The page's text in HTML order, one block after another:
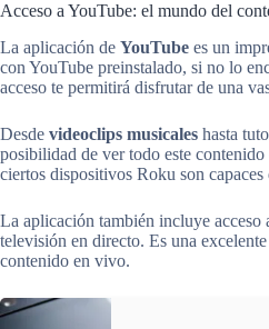
Acceso a YouTube: el mundo del
La aplicación de YouTube es un
con YouTube preinstalado, si no lo
acceso te permitirá disfrutar de una
Desde videoclips musicales hasta
posibilidad de ver todo este
ciertos dispositivos Roku son
La aplicación también incluye acceso
televisión en directo. Es una
contenido en vivo.